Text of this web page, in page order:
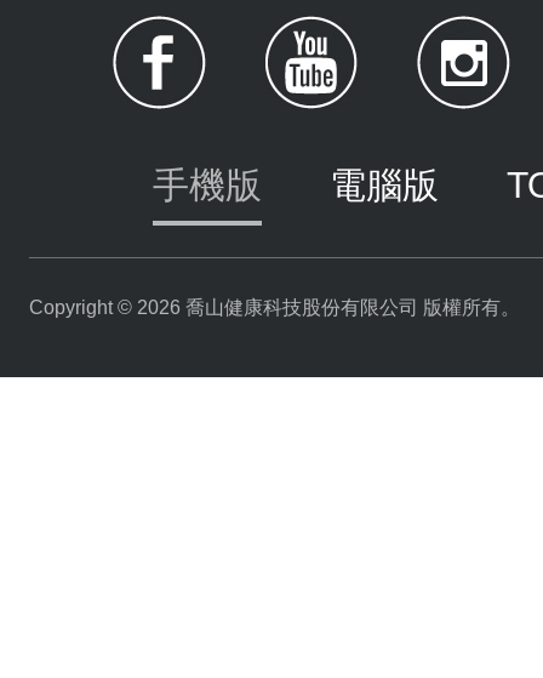
手機版 電腦版
Copyright © 2026 喬山健康科技股份有限公司 版權所有。